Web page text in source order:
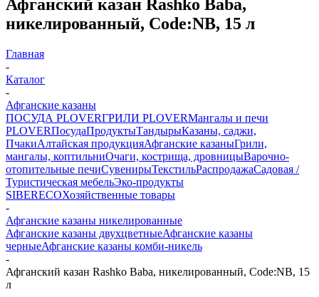
Афганский казан Rashko Baba,
никелированный, Code:NB, 15 л
Главная
-
Каталог
-
Афганские казаны
ПОСУДА PLOVERГРИЛИ PLOVERМангалы и печи
PLOVERПосудаПродуктыТандырыКазаны, саджи,
ПчакиАлтайская продукцияАфганские казаныГрили,
мангалы, коптильниОчаги, кострища, дровницыВарочно-
отопительные печиСувенирыТекстильРаспродажаСадовая /
Туристическая мебельЭко-продукты
SIBERECOХозяйственные товары
-
Афганские казаны никелированные
Афганские казаны двухцветныеАфганские казаны
черныеАфганские казаны комби-никель
-
Афганский казан Rashko Baba, никелированный, Code:NB, 15
л